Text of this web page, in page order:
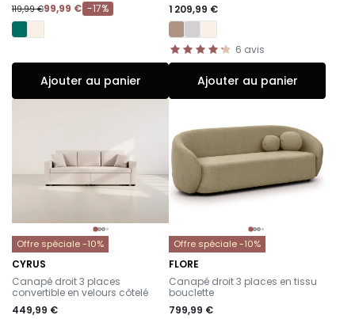
119,99 €99,99 € -17%
Ajouter au panier
1 209,99 €
6 avis
Ajouter au panier
Offre spéciale -10%
CYRUS
-
Canapé droit 3 places
convertible en velours côtelé
449,99 €
Offre spéciale -10%
FLORE
-
Canapé droit 3 places en tissu
bouclette
799,99 €